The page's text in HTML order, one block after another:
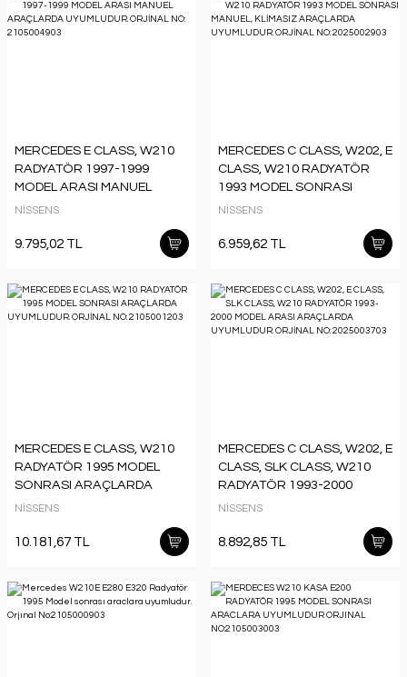
MERCEDES E CLASS, W210
RADYATÖR 1997-1999
MODEL ARASI MANUEL
ARAÇLARDA UYUMLUDUR.
NİSSENS
9.795,02 TL
MERCEDES C CLASS, W202, E
CLASS, W210 RADYATÖR
1993 MODEL SONRASI
MANUEL, KLİMASIZ
ORJİNAL NO: 2025002903
NİSSENS
6.959,62 TL
MERCEDES E CLASS, W210
RADYATÖR 1995 MODEL
SONRASI ARAÇLARDA
UYUMLUDUR. ORJİNAL NO:
NİSSENS
10.181,67 TL
MERCEDES C CLASS, W202, E
CLASS, SLK CLASS, W210
RADYATÖR 1993-2000
MODEL ARASI ARAÇLARDA
2025003703
NİSSENS
8.892,85 TL